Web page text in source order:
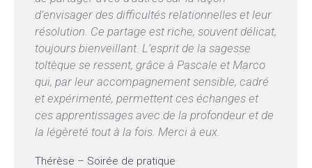
Thérèse – Soirée de pratique
d’envisager des difficultés relationnelles et leur
résolution. Ce partage est riche, souvent délicat,
toujours bienveillant. L’esprit de la sagesse
toltèque se ressent, grâce à Pascale et Marco
qui, par leur accompagnement sensible, cadré
et expérimenté, permettent ces échanges et
ces apprentissages avec de la profondeur et de
la légèreté tout à la fois. Merci à eux.